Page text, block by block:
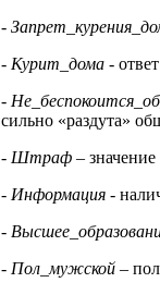
-
- Курит_дома -
-
сильно «раздута»
- Штраф –
- Информация -
-
- Пол_мужской –